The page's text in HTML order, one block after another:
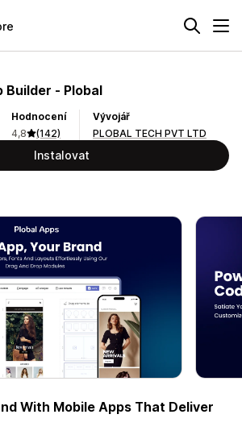
Builder ‑ Plobal
Hodnocení
4,8
(142)
Vývojář
PLOBAL TECH PVT LTD
Instalovat
With Mobile Apps That Deliver